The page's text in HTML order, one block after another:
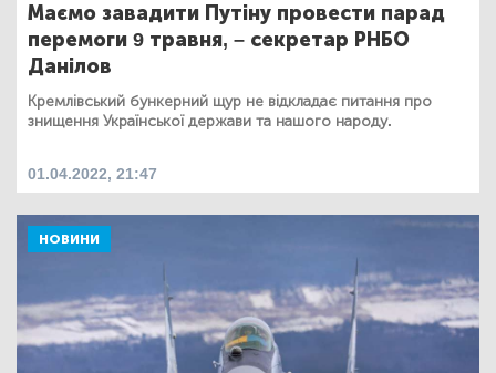
Маємо завадити Путіну провести парад
перемоги 9 травня, – секретар РНБО
Данілов
Кремлівський бункерний щур не відкладає питання про
знищення Української держави та нашого народу.
01.04.2022, 21:47
НОВИНИ